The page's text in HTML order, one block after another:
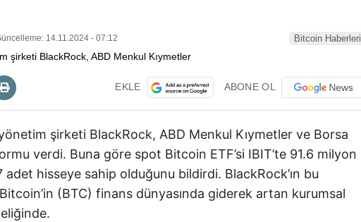
14.11.2024 - 07:12 Bitcoin Haberleri
EKLE ABONE OL
şirketi BlackRock, ABD Menkul Kıymetler ve Borsa
verdi. Buna göre spot Bitcoin ETF’si IBIT’te 91.6 milyon
hisseye sahip olduğunu bildirdi. BlackRock’ın bu
(BTC) finans dünyasında giderek artan kurumsal